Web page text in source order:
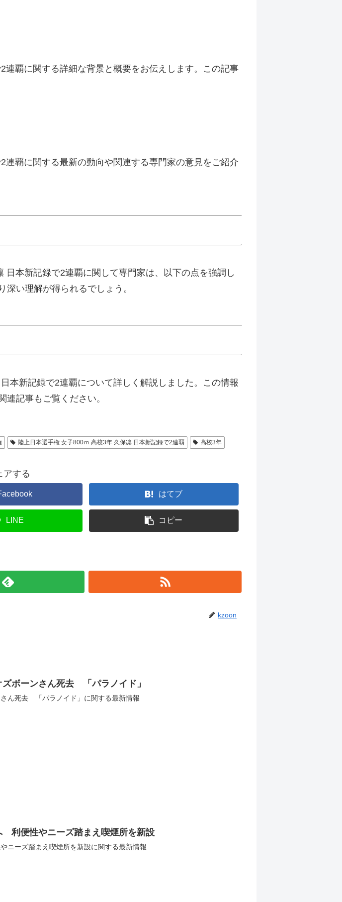
覇に関する詳細な背景と概要をお伝えします。この記事
覇に関する最新の動向や関連する専門家の意見をご紹介
日本新記録で2連覇に関して専門家は、以下の点を強調し
い理解が得られるでしょう。
本新記録で2連覇について詳しく解説しました。この情報
記事もご覧ください。
陸上日本選手権 女子800ｍ 高校3年 久保凛 日本新記録で2連覇 高校3年
アする
はてブ
LINE コピー
kzoon
ボーンさん死去 「パラノイド」
ん死去 「パラノイド」に関する最新情報
利便性やニーズ踏まえ喫煙所を新設
ニーズ踏まえ喫煙所を新設に関する最新情報